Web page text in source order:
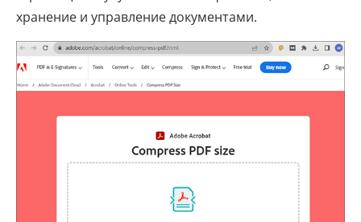
хранение и управление документами.